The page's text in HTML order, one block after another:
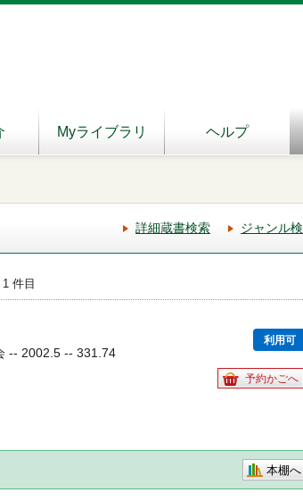
Myライブラリ ヘルプ
詳細蔵書検索 ジャンル
件目
利用可
予約かごへ
-- 2002.5 -- 331.74
本棚へ